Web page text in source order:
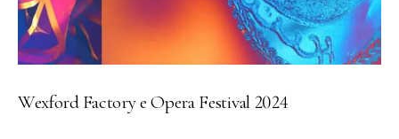
Wexford Factory e Opera Festival 2024